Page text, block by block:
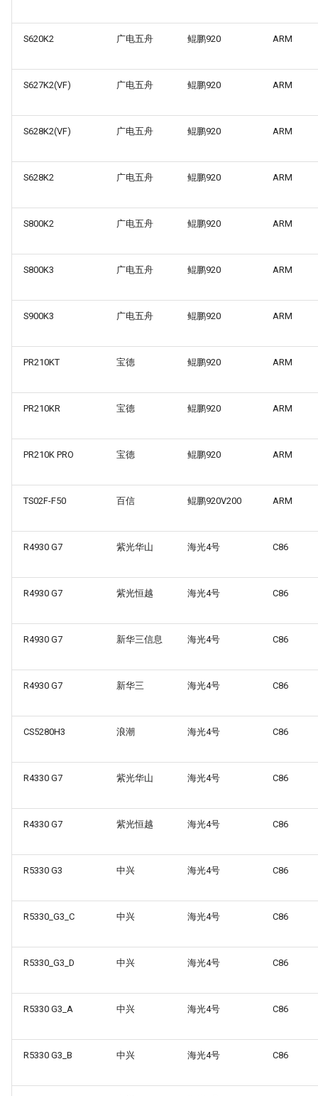
S620K2 广电五舟 鲲鹏920 ARM
S627K2(VF) 广电五舟 鲲鹏920 ARM
S628K2(VF) 广电五舟 鲲鹏920 ARM
S628K2 广电五舟 鲲鹏920 ARM
S800K2 广电五舟 鲲鹏920 ARM
S800K3 广电五舟 鲲鹏920 ARM
S900K3 广电五舟 鲲鹏920 ARM
PR210KT 宝德 鲲鹏920 ARM
PR210KR 宝德 鲲鹏920 ARM
PR210K PRO 宝德 鲲鹏920 ARM
TS02F-F50 百信 鲲鹏920V200 ARM
R4930 G7 紫光华山 海光4号 C86
R4930 G7 紫光恒越 海光4号 C86
R4930 G7 新华三信息 海光4号 C86
R4930 G7 新华三 海光4号 C86
CS5280H3 浪潮 海光4号 C86
R4330 G7 紫光华山 海光4号 C86
R4330 G7 紫光恒越 海光4号 C86
R5330 G3 中兴 海光4号 C86
R5330_G3_C 中兴 海光4号 C86
R5330_G3_D 中兴 海光4号 C86
R5330 G3_A 中兴 海光4号 C86
R5330 G3_B 中兴 海光4号 C86